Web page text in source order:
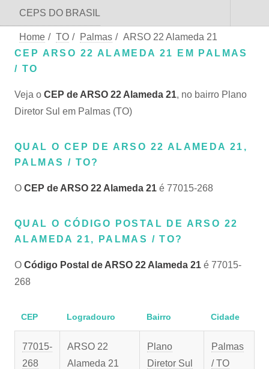
CEPS DO BRASIL
Home / TO / Palmas / ARSO 22 Alameda 21
CEP ARSO 22 ALAMEDA 21 EM PALMAS
/ TO
Veja o CEP de ARSO 22 Alameda 21, no bairro Plano
Diretor Sul em Palmas (TO)
QUAL O CEP DE ARSO 22 ALAMEDA 21,
PALMAS / TO?
O CEP de ARSO 22 Alameda 21 é 77015-268
QUAL O CÓDIGO POSTAL DE ARSO 22
ALAMEDA 21, PALMAS / TO?
O Código Postal de ARSO 22 Alameda 21 é 77015-
268
CEP Logradouro Bairro Cidade
77015-
268
ARSO 22
Alameda 21
Plano
Diretor Sul
Palmas
/ TO